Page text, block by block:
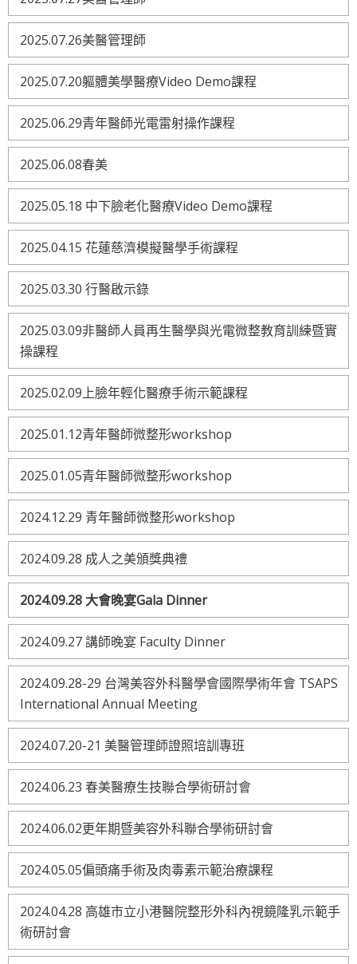
2025.07.26美醫管理師
2025.07.20軀體美學醫療Video Demo課程
2025.06.29青年醫師光電雷射操作課程
2025.06.08春美
2025.05.18 中下臉老化醫療Video Demo課程
2025.04.15 花蓮慈濟模擬醫學手術課程
2025.03.30 行醫啟示錄
2025.03.09非醫師人員再生醫學與光電微整教育訓練暨實
操課程
2025.02.09上臉年輕化醫療手術示範課程
2025.01.12青年醫師微整形workshop
2025.01.05青年醫師微整形workshop
2024.12.29 青年醫師微整形workshop
2024.09.28 成人之美頒獎典禮
2024.09.28 大會晚宴Gala Dinner
2024.09.27 講師晚宴 Faculty Dinner
2024.09.28-29 台灣美容外科醫學會國際學術年會 TSAPS
International Annual Meeting
2024.07.20-21 美醫管理師證照培訓專班
2024.06.23 春美醫療生技聯合學術研討會
2024.06.02更年期暨美容外科聯合學術研討會
2024.05.05偏頭痛手術及肉毒素示範治療課程
2024.04.28 高雄市立小港醫院整形外科內視鏡隆乳示範手
術研討會